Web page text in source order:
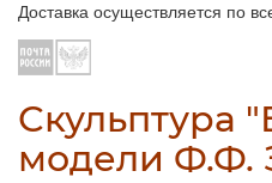
Доставка осуществляется по
Скульптура
модели Ф.Ф.